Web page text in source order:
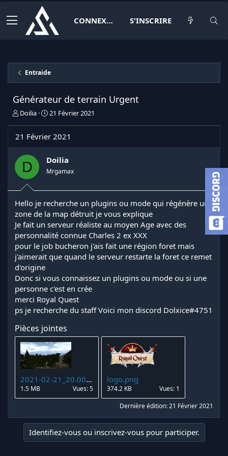
CONNEXION S'INSCRIRE
Entraide
Générateur de terrain Urgent
I
a
e
u
d
e
l
d
i
s
c
u
s
i
o
n
Doilia
D
e
e
d
é
t
21 Février 2021
21 Février 2021
D Doilia
Mrgamax
Hello je recherche un plugins ou mode qui régénère une
zone de la map détruit je vous explique
Je fait un serveur réaliste au moyen Age avec des
personnalité connue Charles 2 ex XXX
pour le job bucheron j'ais fait une région foret mais
j'aimerait que quand le serveur restarte la foret ce remet
d'origine
Donc si vous connaissez un plugins ou mode ou si une
personne c'est en crée
merci Royal Quest
ps je recherche du staff Voici mon discord Dolxice#4751
Pièces jointes
2021-02-21_20.00.47.png
1.5 MB Vues: 5
logo.png
374.2 KB Vues: 1
Dernière édition:21 Février 2021
Identifiez-vous ou inscrivez-vous pour participer.